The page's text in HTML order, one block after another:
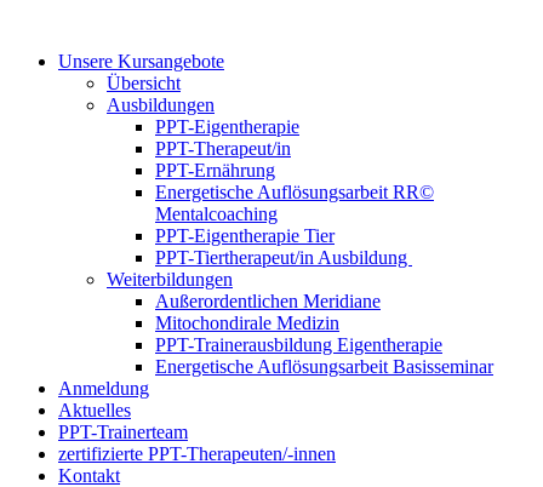
Unsere Kursangebote
Übersicht
Ausbildungen
PPT-Eigentherapie
PPT-Therapeut/in
PPT-Ernährung
Energetische Auflösungsarbeit RR©
Mentalcoaching
PPT-Eigentherapie Tier
PPT-Tiertherapeut/in Ausbildung
Weiterbildungen
Außerordentlichen Meridiane
Mitochondirale Medizin
PPT-Trainerausbildung Eigentherapie
Energetische Auflösungsarbeit Basisseminar
Anmeldung
Aktuelles
PPT-Trainerteam
zertifizierte PPT-Therapeuten/-innen
Kontakt